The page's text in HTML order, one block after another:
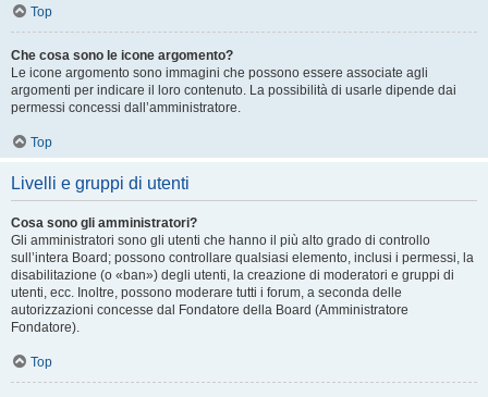
Top
Che cosa sono le icone argomento?
Le icone argomento sono immagini che possono essere associate agli
argomenti per indicare il loro contenuto. La possibilità di usarle dipende dai
permessi concessi dall’amministratore.
Top
Livelli e gruppi di utenti
Cosa sono gli amministratori?
Gli amministratori sono gli utenti che hanno il più alto grado di controllo
sull’intera Board; possono controllare qualsiasi elemento, inclusi i permessi, la
disabilitazione (o «ban») degli utenti, la creazione di moderatori e gruppi di
utenti, ecc. Inoltre, possono moderare tutti i forum, a seconda delle
autorizzazioni concesse dal Fondatore della Board (Amministratore
Fondatore).
Top